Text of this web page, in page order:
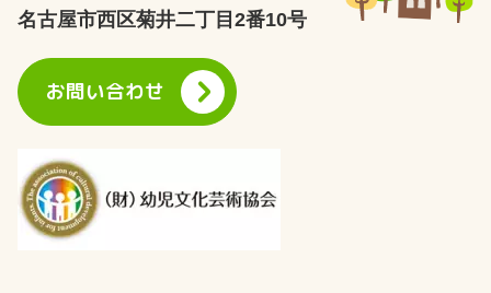
名古屋市西区菊井二丁目2番10号
お問い合わせ